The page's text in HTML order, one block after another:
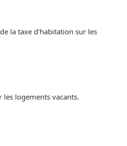
la taxe d'habitation sur les
les logements vacants.